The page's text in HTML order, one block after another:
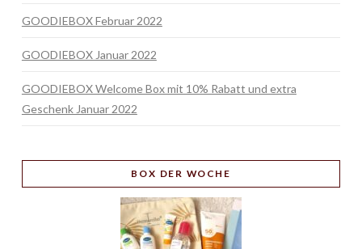
GOODIEBOX Februar 2022
GOODIEBOX Januar 2022
GOODIEBOX Welcome Box mit 10% Rabatt und extra
Geschenk Januar 2022
BOX DER WOCHE